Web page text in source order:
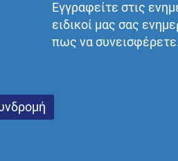
Εγγραφείτε στις
ειδικοί μας σας
πως να